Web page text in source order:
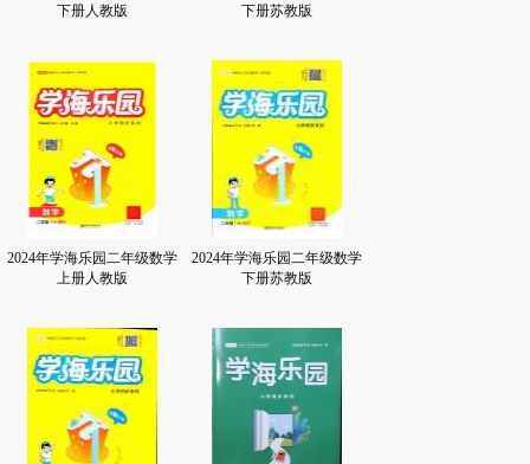
下册人教版
下册苏教版
2024年学海乐园二年级数学
上册人教版
2024年学海乐园二年级数学
下册苏教版